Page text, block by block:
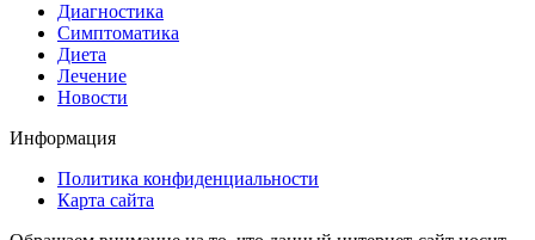
Диагностика
Cимптоматика
Диета
Лечение
Новости
Информация
Политика конфиденциальности
Карта сайта